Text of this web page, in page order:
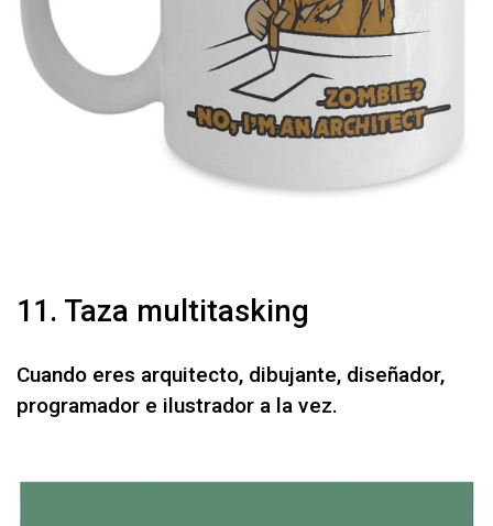
11. Taza multitasking
Cuando eres arquitecto, dibujante, diseñador,
programador e ilustrador a la vez.